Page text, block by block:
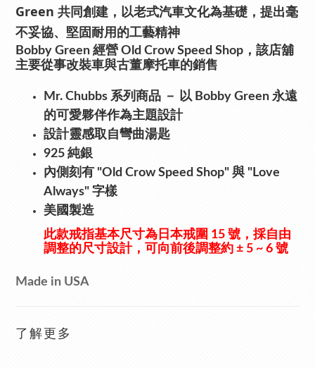
Green 共同創建，以老式汽車文化為基礎，提出毫
不妥協、堅固耐用的工藝精神
Bobby Green 經營 Old Crow Speed Shop ，該店舖
主要從事改裝車與古董摩托車的銷售
Mr. Chubbs 系列商品 － 以 Bobby Green 永遠
的可愛夥伴作為主題設計
設計靈感取自彎曲湯匙
925 純銀
內側刻有 "Old Crow Speed Shop" 與 "Love
Always" 字樣
美國製造
此款戒指基本尺寸為日本戒圍 15 號，採自由
調整的尺寸設計，可向前後調整約 ± 5 ~ 6 號
Made in USA
了解更多